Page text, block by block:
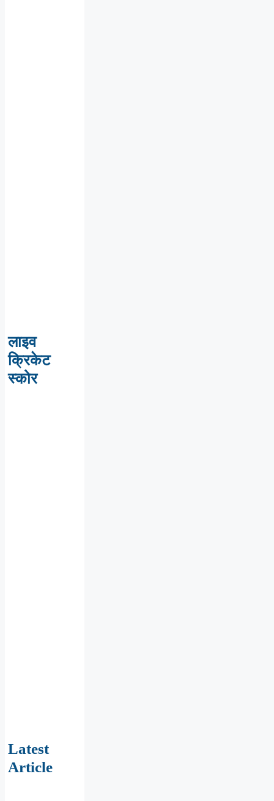
लाइव
क्रिकेट
स्कोर
Latest
Article